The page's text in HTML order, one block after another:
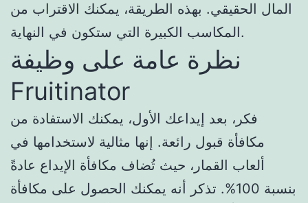
المال الحقيقي. بهذه الطريقة، يمكنك الاقتراب من
المكاسب الكبيرة التي ستكون في النهاية.
نظرة عامة على وظيفة
Fruitinator
فكر، بعد إيداعك الأول، يمكنك الاستفادة من
مكافأة قبول رائعة. إنها مثالية لاستخدامها في
ألعاب القمار، حيث تُضاف مكافأة الإيداع عادةً
بنسبة 100%. تذكر أنه يمكنك الحصول على مكافأة